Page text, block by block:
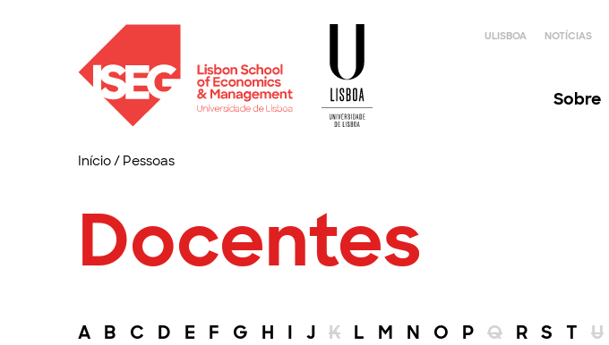
ULISBOA NOTÍCIAS
Sobre
Início/ Pessoas
Docentes
A B C D E F G H I J K L M N O P Q R S T U